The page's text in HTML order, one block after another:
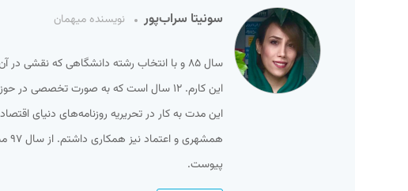
سونیتا سراب‌پور نویسنده میهمان
سال ۸۵ و با انتخاب رشته‌ دانشگاهی که نقشی
این مدت به کار در تحریریه روزنامه‌های دنیای
پیوست.